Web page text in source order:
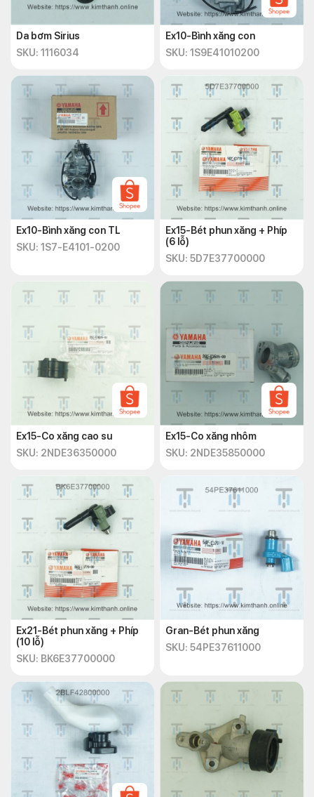
Da bơm Sirius
SKU: 1116034
Ex10-Bình xăng con
SKU: 1S9E41010200
Ex10-Bình xăng con TL
SKU: 1S7-E4101-0200
Ex15-Bét phun xăng + Phíp
(6 lỗ)
SKU: 5D7E37700000
Ex15-Co xăng cao su
SKU: 2NDE36350000
Ex15-Co xăng nhôm
SKU: 2NDE35850000
Ex21-Bét phun xăng + Phíp
(10 lỗ)
SKU: BK6E37700000
Gran-Bét phun xăng
SKU: 54PE37611000